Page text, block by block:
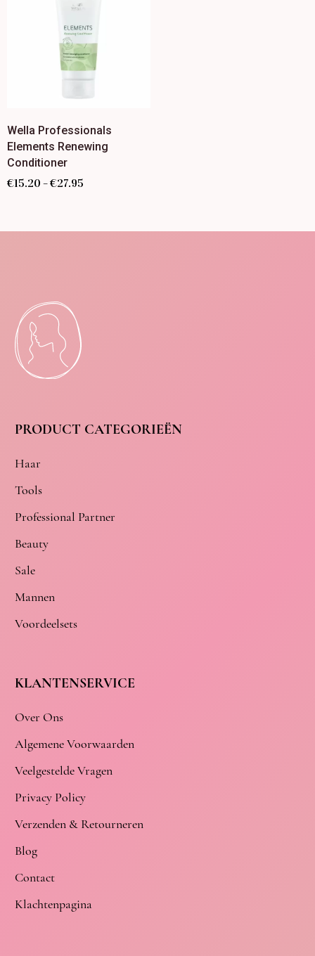
Wella Professionals
Elements Renewing
Conditioner
€15.20 –€27.95
PRODUCT CATEGORIEËN
Haar
Tools
Professional Partner
Beauty
Sale
Mannen
Voordeelsets
KLANTENSERVICE
Over Ons
Algemene Voorwaarden
Veelgestelde Vragen
Privacy Policy
Verzenden & Retourneren
Blog
Contact
Klachtenpagina